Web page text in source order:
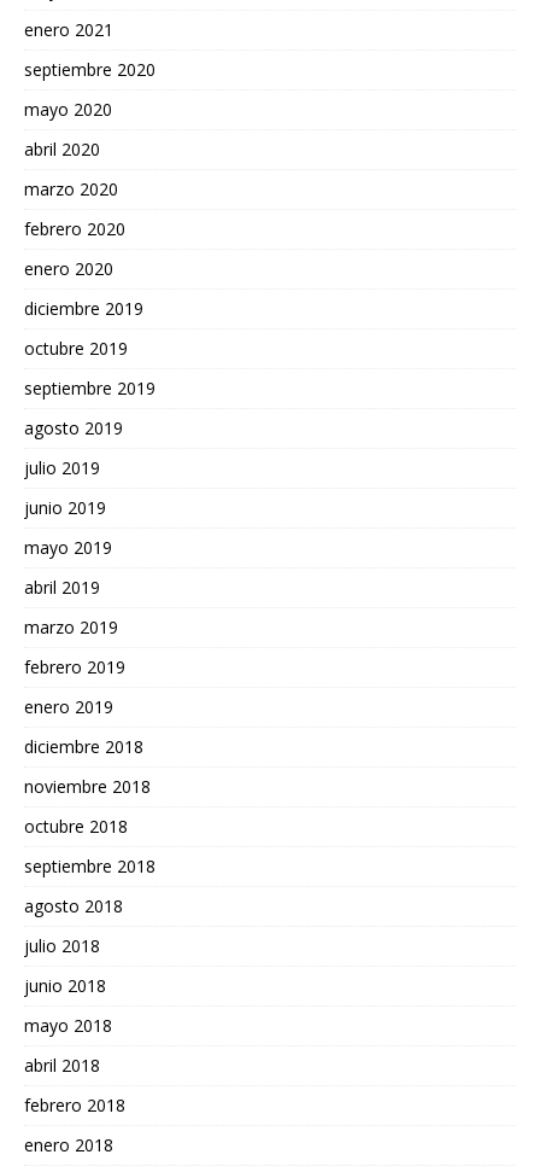
enero 2021
septiembre 2020
mayo 2020
abril 2020
marzo 2020
febrero 2020
enero 2020
diciembre 2019
octubre 2019
septiembre 2019
agosto 2019
julio 2019
junio 2019
mayo 2019
abril 2019
marzo 2019
febrero 2019
enero 2019
diciembre 2018
noviembre 2018
octubre 2018
septiembre 2018
agosto 2018
julio 2018
junio 2018
mayo 2018
abril 2018
febrero 2018
enero 2018